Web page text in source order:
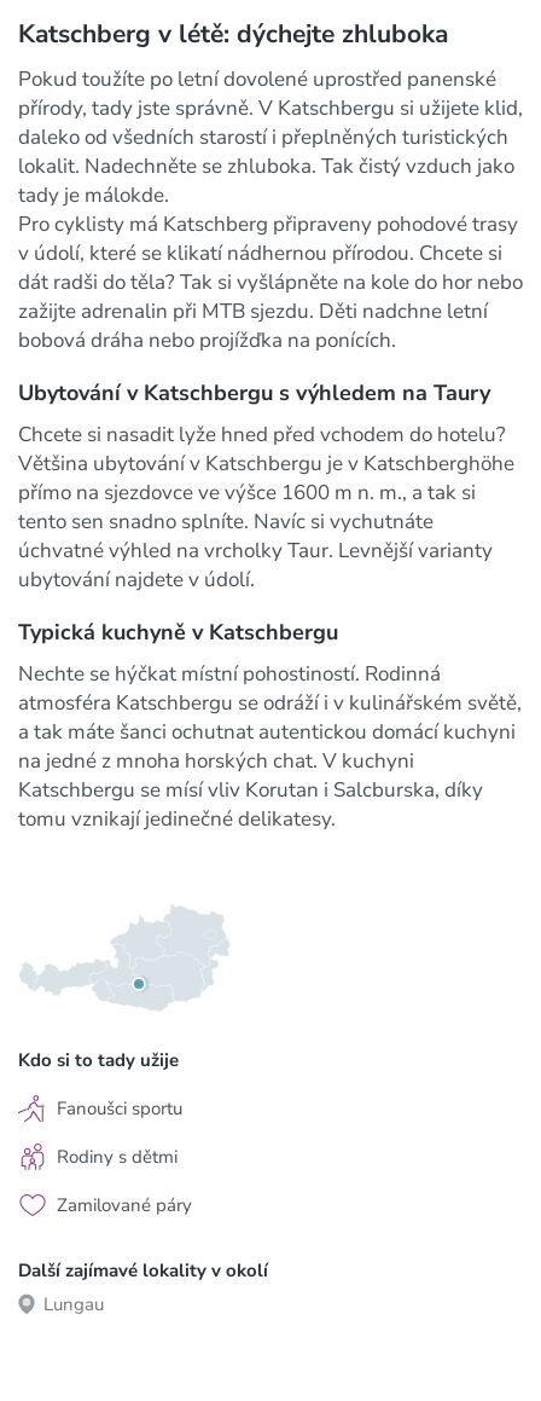
Katschberg v létě: dýchejte zhluboka
Pokud toužíte po letní dovolené uprostřed panenské
přírody, tady jste správně. V Katschbergu si užijete klid,
daleko od všedních starostí i přeplněných turistických
lokalit. Nadechněte se zhluboka. Tak čistý vzduch jako
tady je málokde.
Pro cyklisty má Katschberg připraveny pohodové trasy
v údolí, které se klikatí nádhernou přírodou. Chcete si
dát radši do těla? Tak si vyšlápněte na kole do hor nebo
zažijte adrenalin při MTB sjezdu. Děti nadchne letní
bobová dráha nebo projížďka na ponících.
Ubytování v Katschbergu s výhledem na Taury
Chcete si nasadit lyže hned před vchodem do hotelu?
Většina ubytování v Katschbergu je v Katschberghöhe
přímo na sjezdovce ve výšce 1600 m n. m., a tak si
tento sen snadno splníte. Navíc si vychutnáte
úchvatné výhled na vrcholky Taur. Levnější varianty
ubytování najdete v údolí.
Typická kuchyně v Katschbergu
Nechte se hýčkat místní pohostiností. Rodinná
atmosféra Katschbergu se odráží i v kulinářském světě,
a tak máte šanci ochutnat autentickou domácí kuchyni
na jedné z mnoha horských chat. V kuchyni
Katschbergu se mísí vliv Korutan i Salcburska, díky
tomu vznikají jedinečné delikatesy.
Kdo si to tady užije
Fanoušci sportu
Rodiny s dětmi
Zamilované páry
Další zajímavé lokality v okolí
Lungau